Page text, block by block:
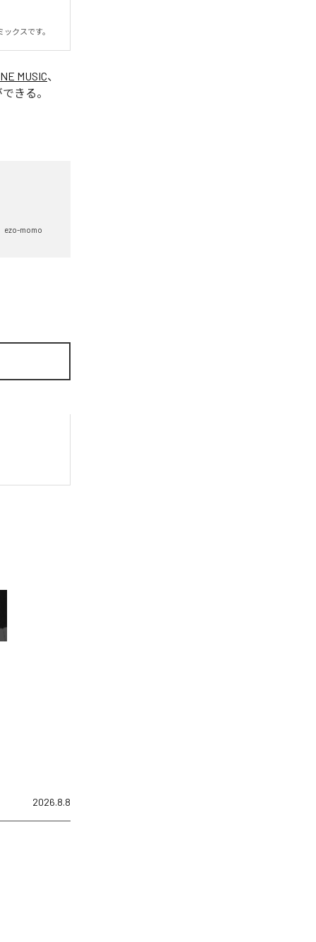
クスです。
MUSIC、
きる。
ezo-momo
2026.8.8